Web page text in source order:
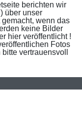
berichten wir
über unser
wenn das
keine Bilder
hier veröffentlicht !
Fotos
vertrauensvoll